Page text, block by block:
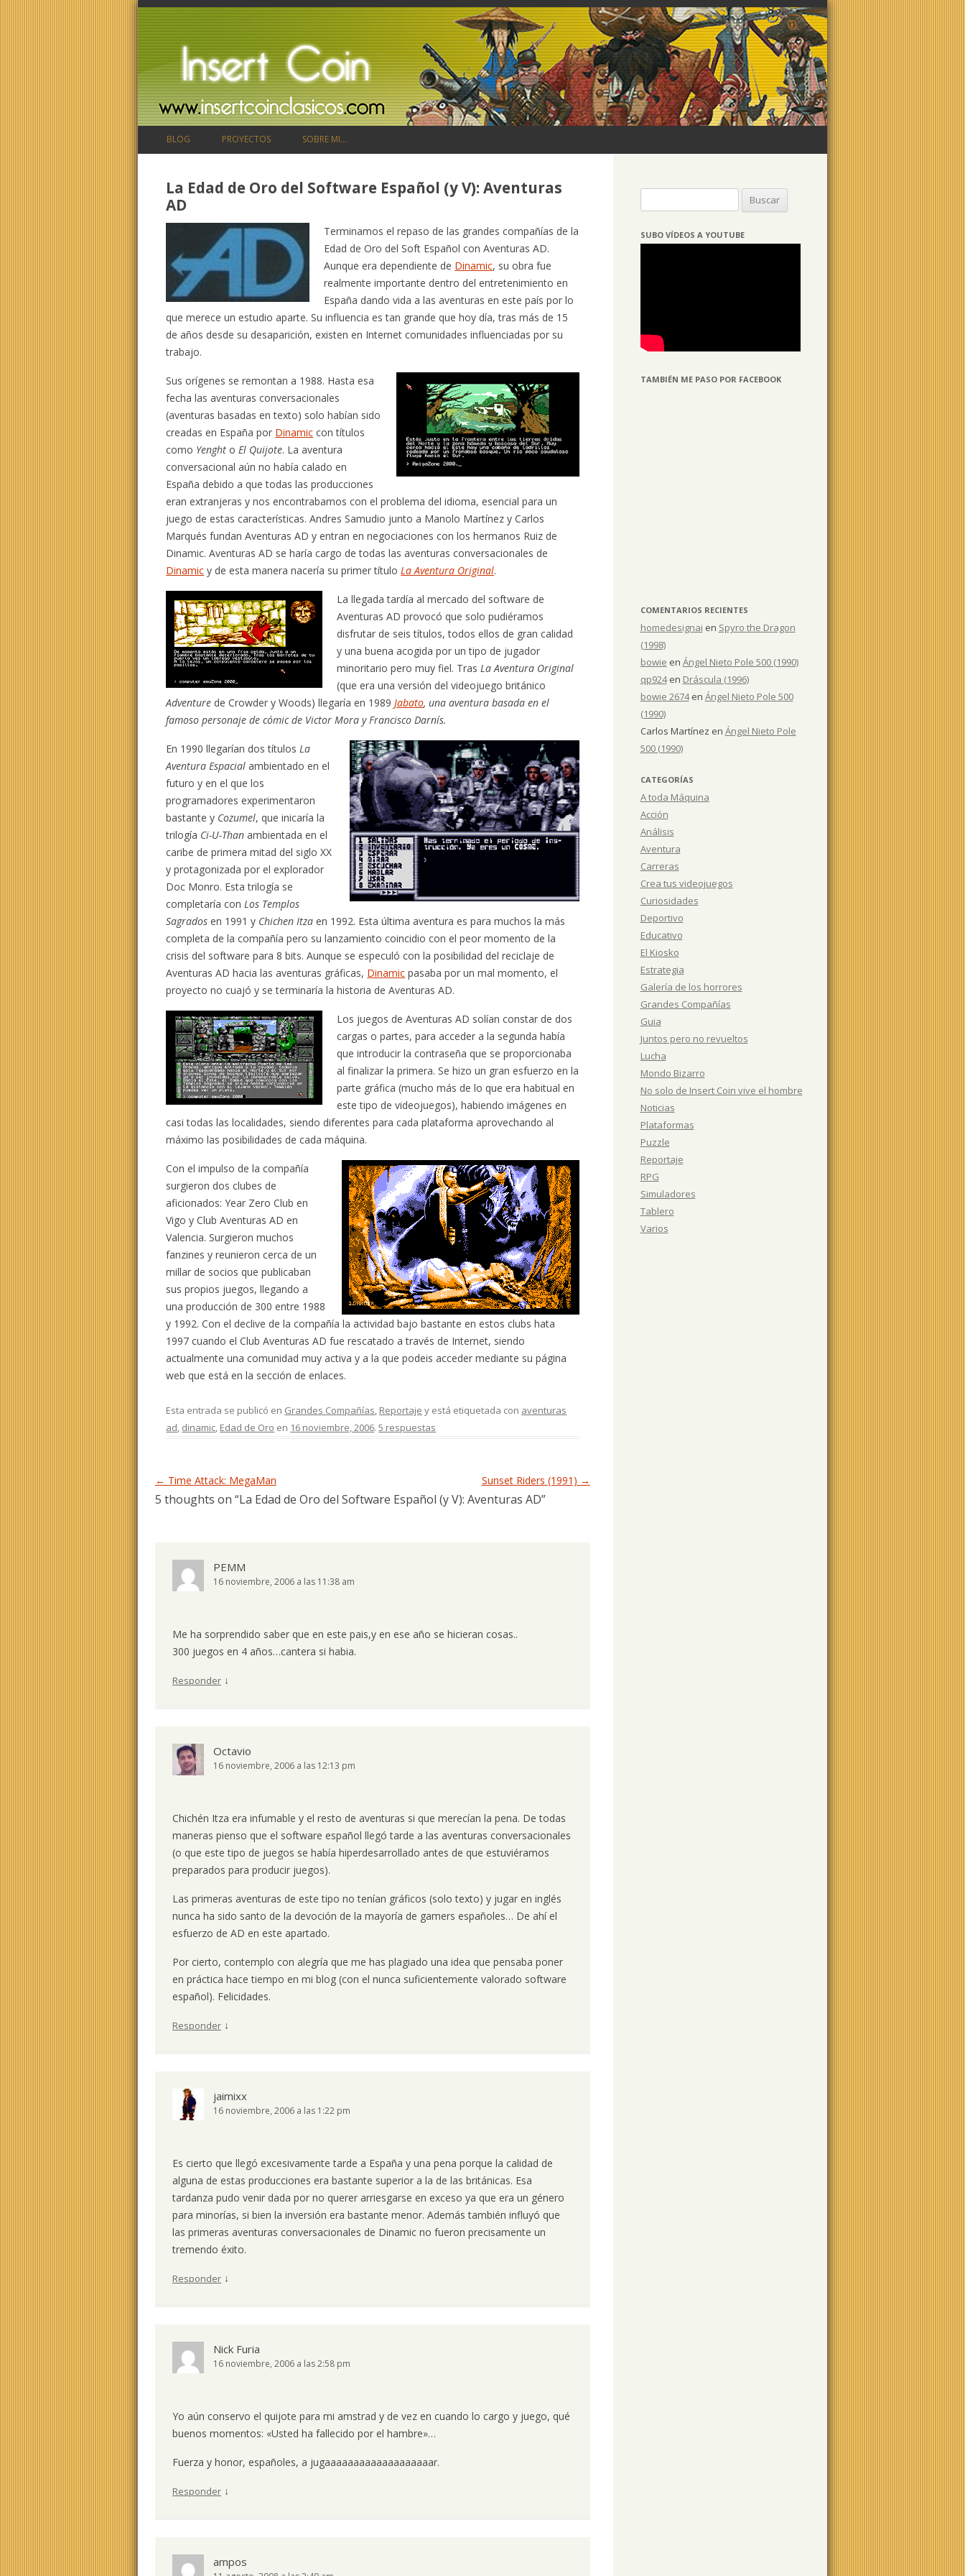
BLOG PROYECTOS SOBRE MI…
La Edad de Oro del Software Español (y V): Aventuras
AD
Terminamos el repaso de las grandes compañías de la
Edad de Oro del Soft Español con Aventuras AD.
Aunque era dependiente de Dinamic, su obra fue
realmente importante dentro del entretenimiento en
España dando vida a las aventuras en este país por lo
que merece un estudio aparte. Su influencia es tan grande que hoy día, tras más de 15
de años desde su desaparición, existen en Internet comunidades influenciadas por su
trabajo.
Sus orígenes se remontan a 1988. Hasta esa
fecha las aventuras conversacionales
(aventuras basadas en texto) solo habían sido
creadas en España por Dinamic con títulos
como Yenght o El Quijote. La aventura
conversacional aún no había calado en
España debido a que todas las producciones
eran extranjeras y nos encontrabamos con el problema del idioma, esencial para un
juego de estas características. Andres Samudio junto a Manolo Martínez y Carlos
Marqués fundan Aventuras AD y entran en negociaciones con los hermanos Ruiz de
Dinamic. Aventuras AD se haría cargo de todas las aventuras conversacionales de
Dinamic y de esta manera nacería su primer título La Aventura Original.
La llegada tardía al mercado del software de
Aventuras AD provocó que solo pudiéramos
disfrutar de seis títulos, todos ellos de gran calidad
y una buena acogida por un tipo de jugador
minoritario pero muy fiel. Tras La Aventura Original
(que era una versión del videojuego británico
Adventure de Crowder y Woods) llegaría en 1989 Jabato, una aventura basada en el
famoso personaje de cómic de Victor Mora y Francisco Darnís.
En 1990 llegarían dos títulos La
Aventura Espacial ambientado en el
futuro y en el que los
programadores experimentaron
bastante y Cozumel, que inicaría la
trilogía Ci-U-Than ambientada en el
caribe de primera mitad del siglo XX
y protagonizada por el explorador
Doc Monro. Esta trilogía se
completaría con Los Templos
Sagrados en 1991 y Chichen Itza en 1992. Esta última aventura es para muchos la más
completa de la compañía pero su lanzamiento coincidio con el peor momento de la
crisis del software para 8 bits. Aunque se especuló con la posibilidad del reciclaje de
Aventuras AD hacia las aventuras gráficas, Dinamic pasaba por un mal momento, el
proyecto no cuajó y se terminaría la historia de Aventuras AD.
Los juegos de Aventuras AD solían constar de dos
cargas o partes, para acceder a la segunda había
que introducir la contraseña que se proporcionaba
al finalizar la primera. Se hizo un gran esfuerzo en la
parte gráfica (mucho más de lo que era habitual en
este tipo de videojuegos), habiendo imágenes en
casi todas las localidades, siendo diferentes para cada plataforma aprovechando al
máximo las posibilidades de cada máquina.
Con el impulso de la compañía
surgieron dos clubes de
aficionados: Year Zero Club en
Vigo y Club Aventuras AD en
Valencia. Surgieron muchos
fanzines y reunieron cerca de un
millar de socios que publicaban
sus propios juegos, llegando a
una producción de 300 entre 1988
y 1992. Con el declive de la compañía la actividad bajo bastante en estos clubs hata
1997 cuando el Club Aventuras AD fue rescatado a través de Internet, siendo
actualmente una comunidad muy activa y a la que podeis acceder mediante su página
web que está en la sección de enlaces.
Esta entrada se publicó en Grandes Compañías, Reportaje y está etiquetada con aventuras
ad, dinamic, Edad de Oro en 16 noviembre, 2006.5 respuestas
Navegación de entradas
← Time Attack: MegaMan Sunset Riders (1991) →
5 thoughts on “La Edad de Oro del Software Español (y V): Aventuras AD”
PEMM
16 noviembre, 2006 a las 11:38 am
Me ha sorprendido saber que en este pais,y en ese año se hicieran cosas..
300 juegos en 4 años…cantera si habia.
Responder ↓
Octavio
16 noviembre, 2006 a las 12:13 pm
Chichén Itza era infumable y el resto de aventuras si que merecían la pena. De todas
maneras pienso que el software español llegó tarde a las aventuras conversacionales
(o que este tipo de juegos se había hiperdesarrollado antes de que estuviéramos
preparados para producir juegos).
Las primeras aventuras de este tipo no tenían gráficos (solo texto) y jugar en inglés
nunca ha sido santo de la devoción de la mayoría de gamers españoles… De ahí el
esfuerzo de AD en este apartado.
Por cierto, contemplo con alegría que me has plagiado una idea que pensaba poner
en práctica hace tiempo en mi blog (con el nunca suficientemente valorado software
español). Felicidades.
Responder ↓
jaimixx
16 noviembre, 2006 a las 1:22 pm
Es cierto que llegó excesivamente tarde a España y una pena porque la calidad de
alguna de estas producciones era bastante superior a la de las británicas. Esa
tardanza pudo venir dada por no querer arriesgarse en exceso ya que era un género
para minorías, si bien la inversión era bastante menor. Además también influyó que
las primeras aventuras conversacionales de Dinamic no fueron precisamente un
tremendo éxito.
Responder ↓
Nick Furia
16 noviembre, 2006 a las 2:58 pm
Yo aún conservo el quijote para mi amstrad y de vez en cuando lo cargo y juego, qué
buenos momentos: «Usted ha fallecido por el hambre»…
Fuerza y honor, españoles, a jugaaaaaaaaaaaaaaaaaaar.
Responder ↓
ampos
SUBO VÍDEOS A YOUTUBE
TAMBIÉN ME PASO POR FACEBOOK
COMENTARIOS RECIENTES
homedesignai en Spyro the Dragon
(1998)
bowie en Ángel Nieto Pole 500 (1990)
qp924en Dráscula (1996)
bowie 2674en Ángel Nieto Pole 500
(1990)
Carlos Martínez en Ángel Nieto Pole
500 (1990)
CATEGORÍAS
A toda Máquina
Acción
Análisis
Aventura
Carreras
Crea tus videojuegos
Curiosidades
Deportivo
Educativo
El Kiosko
Estrategia
Galería de los horrores
Grandes Compañías
Guia
Juntos pero no revueltos
Lucha
Mondo Bizarro
No solo de Insert Coin vive el hombre
Noticias
Plataformas
Puzzle
Reportaje
RPG
Simuladores
Tablero
Varios